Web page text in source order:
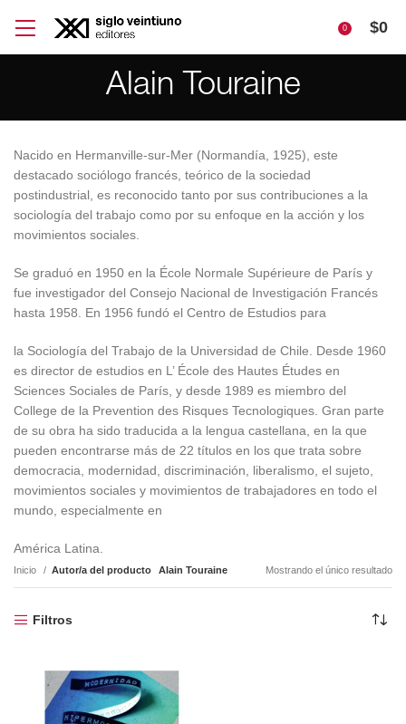
0 $0
Alain Touraine
Nacido en Hermanville-sur-Mer (Normandía, 1925), este
destacado sociólogo francés, teórico de la sociedad
postindustrial, es reconocido tanto por sus contribuciones a la
sociología del trabajo como por su enfoque en la acción y los
movimientos sociales.
Se graduó en 1950 en la École Normale Supérieure de París y
fue investigador del Consejo Nacional de Investigación Francés
hasta 1958. En 1956 fundó el Centro de Estudios para
la Sociología del Trabajo de la Universidad de Chile. Desde 1960
es director de estudios en L’ École des Hautes Études en
Sciences Sociales de París, y desde 1989 es miembro del
College de la Prevention des Risques Tecnologiques. Gran parte
de su obra ha sido traducida a la lengua castellana, en la que
pueden encontrarse más de 22 títulos en los que trata sobre
democracia, modernidad, discriminación, liberalismo, el sujeto,
movimientos sociales y movimientos de trabajadores en todo el
mundo, especialmente en
América Latina.
Inicio Autor/a del producto Alain Touraine Mostrando el único resultado
Filtros